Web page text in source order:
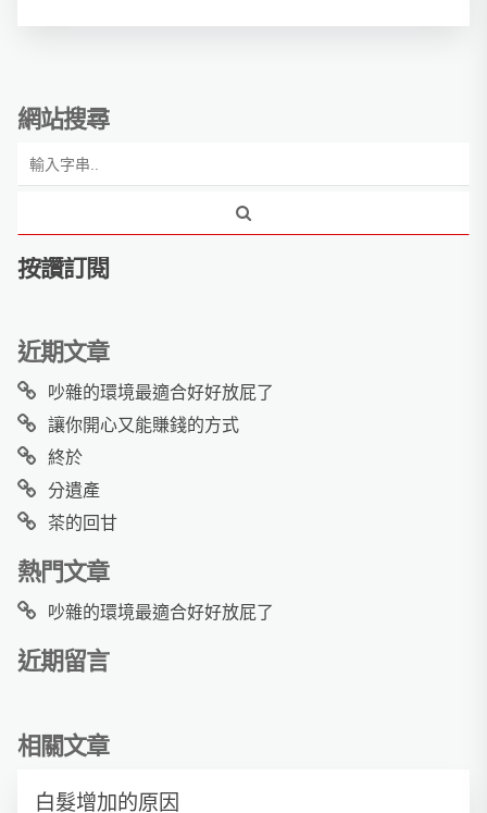
網站搜尋
按讚訂閱
近期文章
吵雜的環境最適合好好放屁了
讓你開心又能賺錢的方式
終於
分遺產
茶的回甘
熱門文章
吵雜的環境最適合好好放屁了
近期留言
相關文章
白髮增加的原因